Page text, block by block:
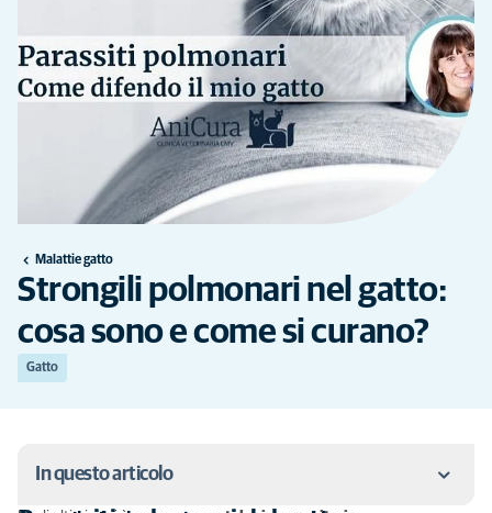
Malattie gatto
Strongili polmonari nel gatto:
cosa sono e come si curano?
Gatto
In questo articolo